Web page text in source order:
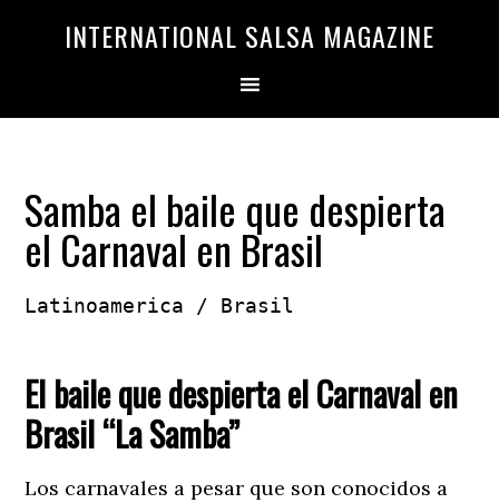
INTERNATIONAL SALSA MAGAZINE
Samba el baile que despierta
el Carnaval en Brasil
Latinoamerica / Brasil
El baile que despierta el Carnaval en
Brasil“La Samba”
Los carnavales a pesar que son conocidos a